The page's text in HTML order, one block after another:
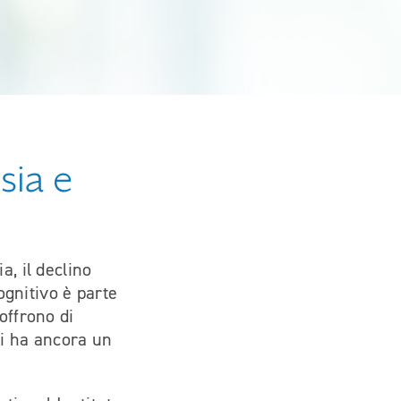
e
il declino
è parte
di
ha ancora un